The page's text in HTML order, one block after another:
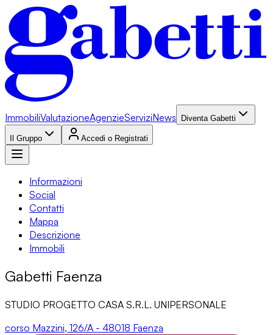
ImmobiliValutazioneAgenzieServiziNews Diventa Gabetti
Il Gruppo Accedi o Registrati
Informazioni
Social
Contatti
Mappa
Descrizione
Immobili
Gabetti Faenza
STUDIO PROGETTO CASA S.R.L. UNIPERSONALE
corso Mazzini, 126/A - 48018 Faenza